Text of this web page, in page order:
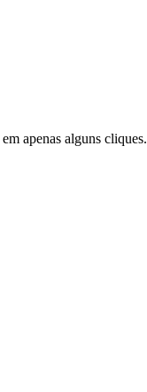
apenas alguns cliques.